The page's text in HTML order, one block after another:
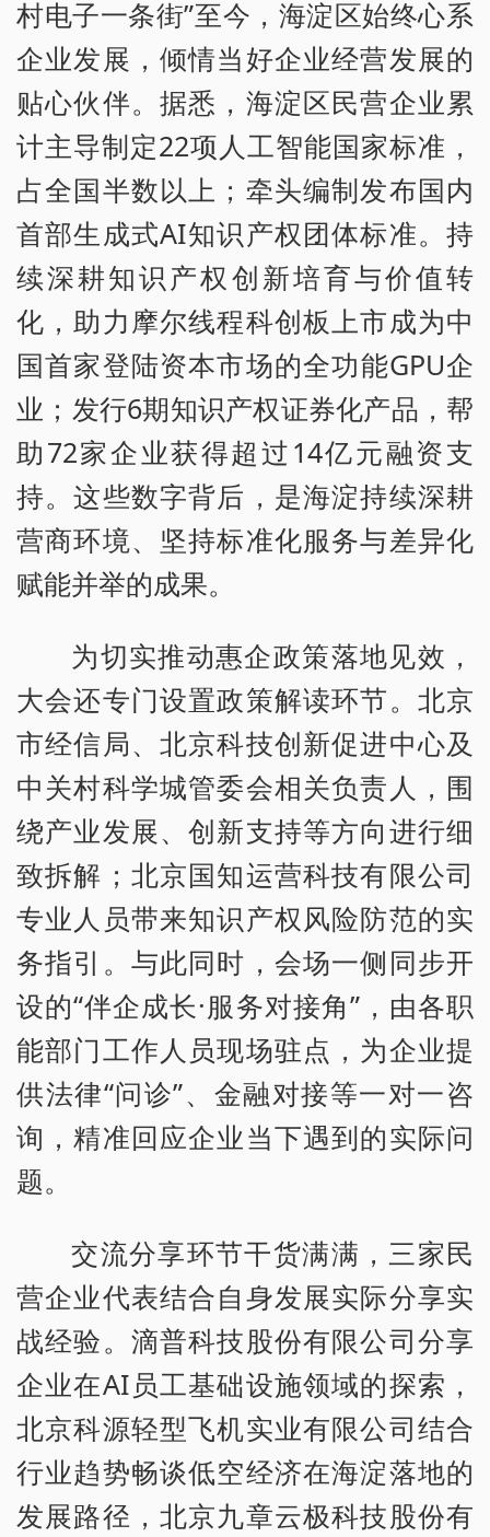
村电子一条街”至今，海淀区始终心系
企业发展，倾情当好企业经营发展的
贴心伙伴。据悉，海淀区民营企业累
计主导制定22项人工智能国家标准，
占全国半数以上；牵头编制发布国内
首部生成式AI知识产权团体标准。持
续深耕知识产权创新培育与价值转
化，助力摩尔线程科创板上市成为中
国首家登陆资本市场的全功能GPU企
业；发行6期知识产权证券化产品，帮
助72家企业获得超过14亿元融资支
持。这些数字背后，是海淀持续深耕
营商环境、坚持标准化服务与差异化
赋能并举的成果。
为切实推动惠企政策落地见效，
大会还专门设置政策解读环节。北京
市经信局、北京科技创新促进中心及
中关村科学城管委会相关负责人，围
绕产业发展、创新支持等方向进行细
致拆解；北京国知运营科技有限公司
专业人员带来知识产权风险防范的实
务指引。与此同时，会场一侧同步开
设的“伴企成长·服务对接角”，由各职
能部门工作人员现场驻点，为企业提
供法律“问诊”、金融对接等一对一咨
询，精准回应企业当下遇到的实际问
题。
交流分享环节干货满满，三家民
营企业代表结合自身发展实际分享实
战经验。滴普科技股份有限公司分享
企业在AI员工基础设施领域的探索，
北京科源轻型飞机实业有限公司结合
行业趋势畅谈低空经济在海淀落地的
发展路径，北京九章云极科技股份有